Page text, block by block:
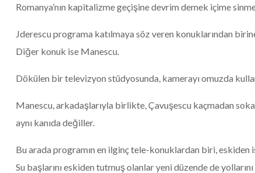
Romanya’nın kapitalizme geçişine devrim demek içime
Jderescu programa katılmaya söz veren konuklarından
Diğer konuk ise Manescu.
Dökülen bir televizyon stüdyosunda, kamerayı omuzda
Manescu, arkadaşlarıyla birlikte, Çavuşescu kaçmadan
aynı kanıda değiller.
Bu arada programın en ilginç tele-konuklardan biri,
Su başlarını eskiden tutmuş olanlar yeni düzende de